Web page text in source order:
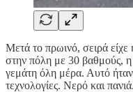
Μετά το πρωινό, σειρά
στην πόλη με 30 βαθμούς, η
γεμάτη όλη μέρα. Αυτό
τεχνολογίες. Νερό και πανιά.